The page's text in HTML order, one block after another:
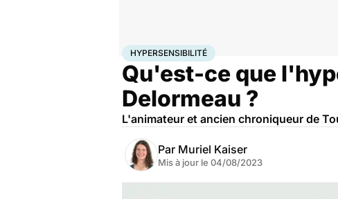
AccueilSantéHypersensibilité
HYPERSENSIBILITÉ
Qu'est-ce que
Delormeau ?
L'animateur et ancien chroniqueur de
Par Muriel Kaiser
Mis à jour le 04/08/2023